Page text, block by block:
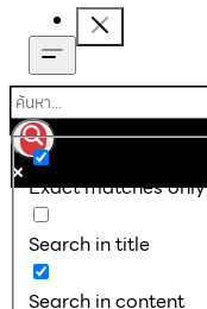
Exact matches only
Search in title
Search in content